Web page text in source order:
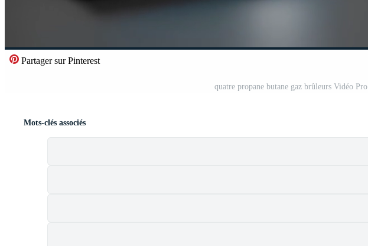
Partager sur Pinterest
quatre propane butane gaz brûleurs Vidéo Pro
Mots-clés associés